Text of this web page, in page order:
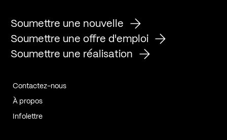
Soumettre une nouvelle
Soumettre une offre d'emploi
Soumettre une réalisation
Contactez-nous
À propos
Infolettre